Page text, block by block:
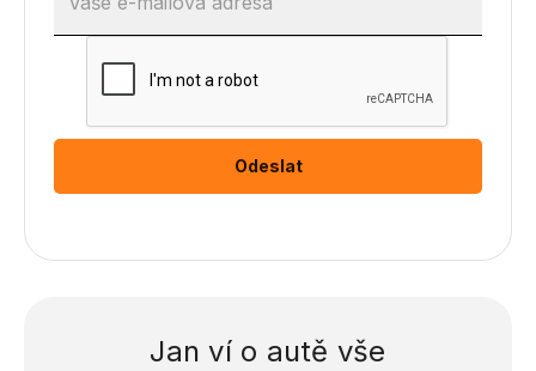
Jan ví o autě vše